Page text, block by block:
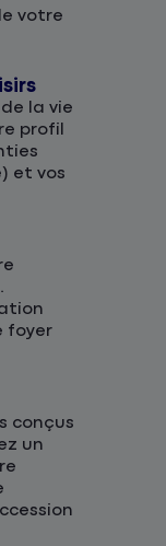
votre
la vie
profil
et vos
foyer
conçus
un